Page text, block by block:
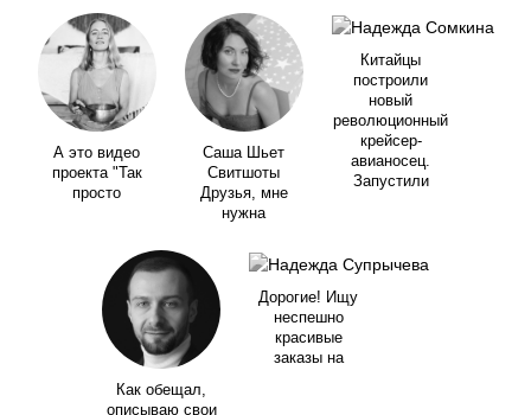
А это видео
проекта "Так
просто
Саша Шьет
Свитшоты
Друзья, мне
нужна
Китайцы
построили
новый
революционный
крейсер-
авианосец.
Запустили
Как обещал,
описываю свои
Дорогие! Ищу
неспешно
красивые
заказы на